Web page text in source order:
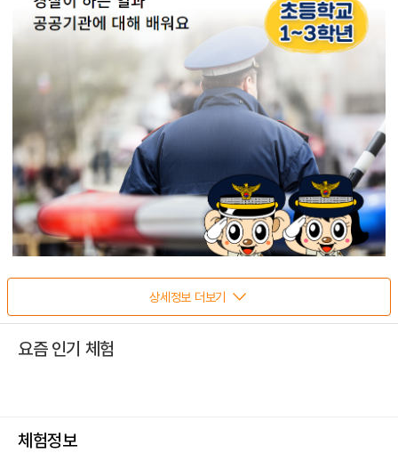
상세정보 더보기
요즘 인기 체험
체험정보